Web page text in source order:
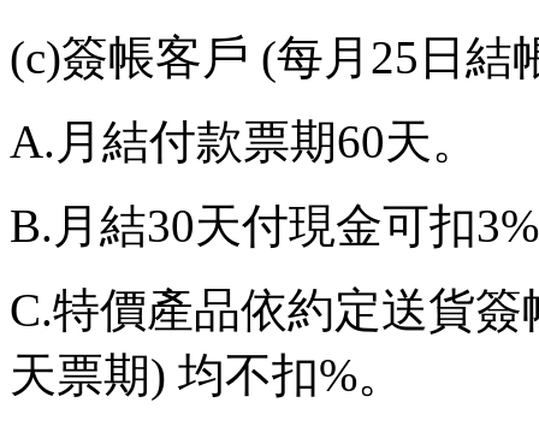
(c)簽帳客戶 (每月 25 日結
A. 月結付款票期60天。
B. 月結30天付現金可扣3%
C.特價產品依約定送貨
天票期) 均不扣%。